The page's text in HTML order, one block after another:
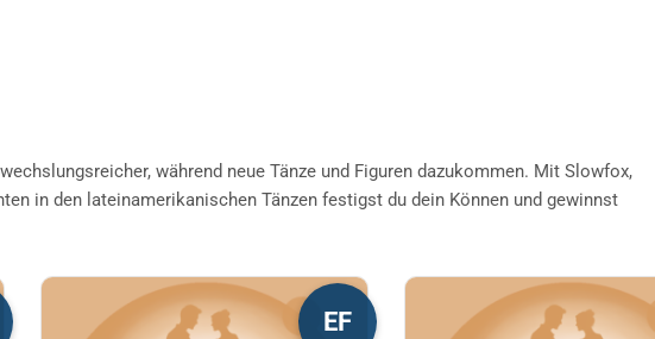
während neue Tänze und Figuren dazukommen. Mit Slowfox,
in den lateinamerikanischen Tänzen festigst du dein Können und gewinnst
EF
Produkt
Produkt